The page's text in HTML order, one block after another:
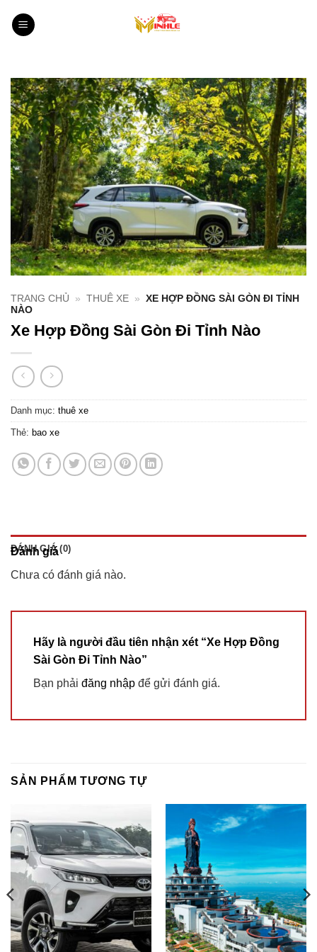
qua
TRANG CHỦ » THUÊ XE »
XE HỢP ĐỒNG SÀI GÒN ĐI TỈNH
NÀO
Xe Hợp Đồng Sài Gòn Đi Tỉnh Nào
Danh mục: thuê xe
Thẻ: bao xe
ĐÁNH GIÁ (0)
Đánh giá
Chưa có đánh giá nào.
Hãy là người đầu tiên nhận xét “Xe Hợp Đồng
Sài Gòn Đi Tỉnh Nào”
Bạn phải đăng nhập để gửi đánh giá.
SẢN PHẨM TƯƠNG TỰ